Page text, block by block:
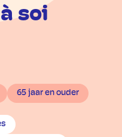
soi
65 jaar en ouder